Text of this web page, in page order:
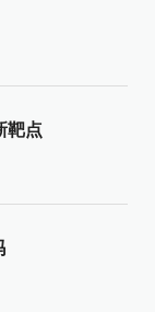
靶点